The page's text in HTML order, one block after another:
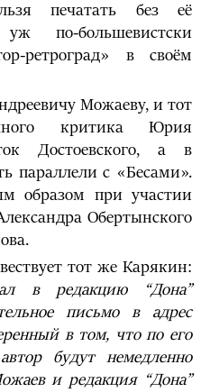
печатать без её
по-большевистски
ретроград» в своём
Можаеву, и тот
критика Юрия
Достоевского, а в
параллели с «Бесами».
образом при участии
Обертынского
тот же Карякин:
в редакцию “Дона”
письмо в адрес
в том, что по его
будут немедленно
и редакция “Дона”